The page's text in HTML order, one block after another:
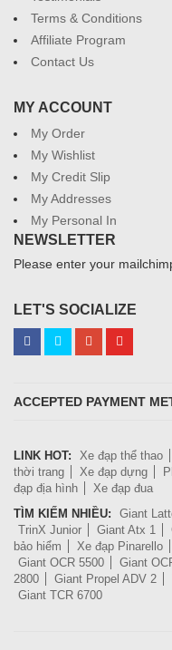
Terms & Conditions
Affiliate Program
Contact Us
MY ACCOUNT
My Order
My Wishlist
My Credit Slip
My Addresses
My Personal In
NEWSLETTER
Please enter your
LET'S SOCIALIZE
ACCEPTED PAYMENT
LINK HOT: Xe đạp thể thao
thời trang
Xe đạp dựng
đạp địa hình
Xe đạp đua
TÌM KIẾM NHIỀU:
Giant
TrinX Junior
Giant Atx 1
bảo hiểm
Xe đạp Pinarello
Giant OCR 5500
Giant
2800
Giant Propel ADV 2
Giant TCR 6700